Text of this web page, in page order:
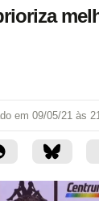
em 09/05/21 às